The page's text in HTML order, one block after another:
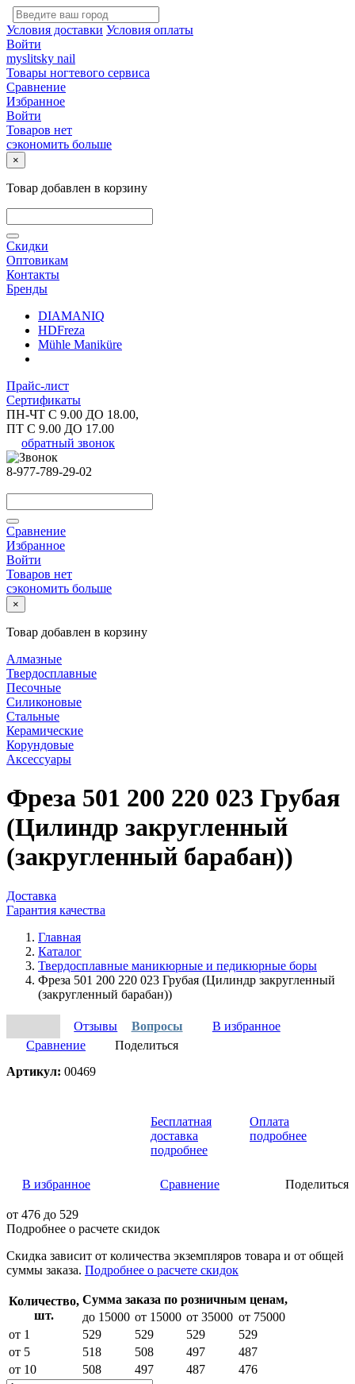
Условия доставки Условия оплаты
Войти
myslitsky nail
Товары ногтевого сервиса
Сравнение
Избранное
Войти
Товаров нет
сэкономить больше
×
Товар добавлен в корзину
Скидки
Оптовикам
Контакты
Бренды
DIAMANIQ
HDFreza
Mühle Maniküre
Прайс-лист
Сертификаты
ПН-ЧТ С 9.00 ДО 18.00,
ПТ С 9.00 ДО 17.00
обратный звонок
8-977-789-29-02
Сравнение
Избранное
Войти
Товаров нет
сэкономить больше
×
Товар добавлен в корзину
Алмазные
Твердосплавные
Песочные
Силиконовые
Стальные
Керамические
Корундовые
Аксессуары
Фреза 501 200 220 023 Грубая
(Цилиндр закругленный
(закругленный барабан))
Доставка
Гарантия качества
Главная
Каталог
Твердосплавные маникюрные и педикюрные боры
Фреза 501 200 220 023 Грубая (Цилиндр закругленный
(закругленный барабан))
Отзывы Вопросы
В избранное
Сравнение
Поделиться
Артикул: 00469
Бесплатная
доставка
подробнее
Оплата
подробнее
В избранное Сравнение Поделиться
от 476 до 529
Подробнее о расчете скидок
Скидка зависит от количества экземпляров товара и от общей
суммы заказа. Подробнее о расчете скидок
Количество,
шт.
Сумма заказа по розничным ценам,
до 15000 от 15000 от 35000 от 75000
от 1
529 529 529
529
от 5
518 508 497
487
от 10
508 497 487 476